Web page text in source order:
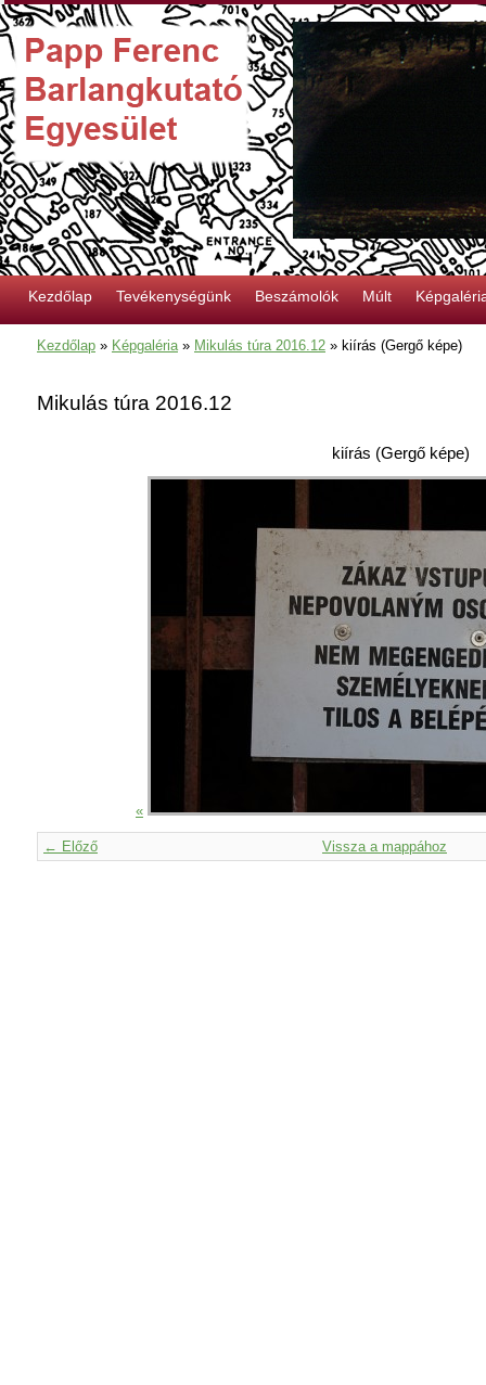
Kezdőlap Tevékenységünk Beszámolók Múlt
Kezdőlap » Képgaléria» Mikulás túra 2016.12 » kiírás (Gergő képe)
Mikulás túra 2016.12
kiírás (Gergő képe)
«
← Előző Vissza a mappához